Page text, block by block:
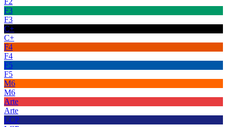
F3
F3
C+
C+
F4
F4
F5
F5
M6
M6
Arte
Arte
LCP